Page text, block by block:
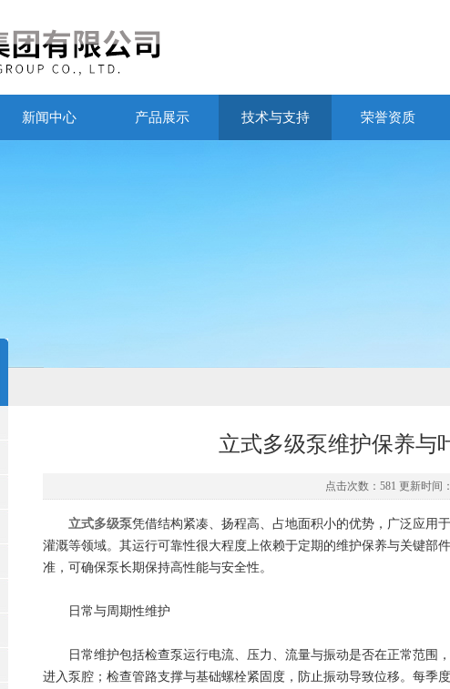
新闻中心 产品展示 技术与支持 荣誉资质
立式多级泵维护保养与
点击次数：581 更新时间
立式多级泵凭借结构紧凑、扬程高、占地面积小的优势，广泛应用
灌溉等领域。其运行可靠性很大程度上依赖于定期的维护保养与关键部
准，可确保泵长期保持高性能与安全性。
日常与周期性维护
日常维护包括检查泵运行电流、压力、流量与振动是否在正常范围
进入泵腔；检查管路支撑与基础螺栓紧固度，防止振动导致位移。每季